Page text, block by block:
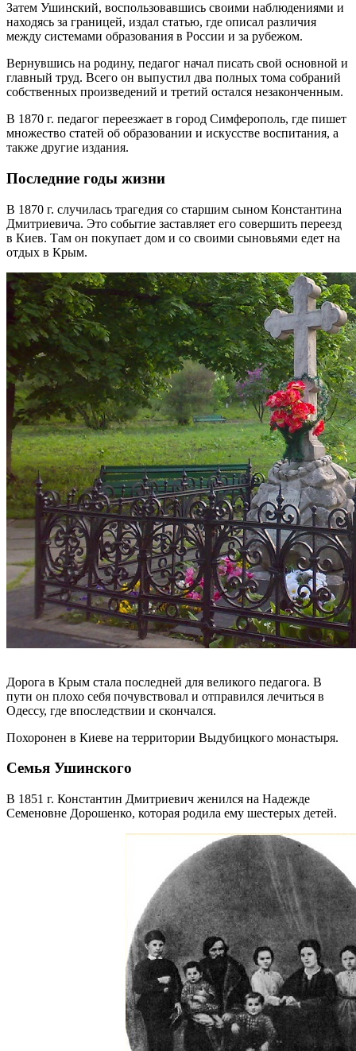
Затем Ушинский, воспользовавшись своими наблюдениями и
находясь за границей, издал статью, где описал различия
между системами образования в России и за рубежом.
Вернувшись на родину, педагог начал писать свой основной и
главный труд. Всего он выпустил два полных тома собраний
собственных произведений и третий остался незаконченным.
В 1870 г. педагог переезжает в город Симферополь, где пишет
множество статей об образовании и искусстве воспитания, а
также другие издания.
Последние годы жизни
В 1870 г. случилась трагедия со старшим сыном Константина
Дмитриевича. Это событие заставляет его совершить переезд
в Киев. Там он покупает дом и со своими сыновьями едет на
отдых в Крым.
Дорога в Крым стала последней для великого педагога. В
пути он плохо себя почувствовал и отправился лечиться в
Одессу, где впоследствии и скончался.
Похоронен в Киеве на территории Выдубицкого монастыря.
Семья Ушинского
В 1851 г. Константин Дмитриевич женился на Надежде
Семеновне Дорошенко, которая родила ему шестерых детей.